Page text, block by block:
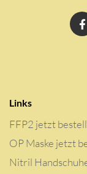
Links
FFP2 jetzt
OP Maske jetzt
Nitril